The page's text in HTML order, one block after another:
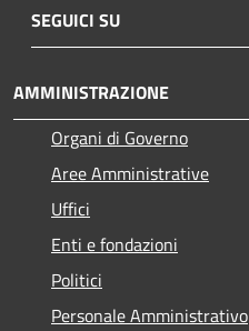
SEGUICI SU
AMMINISTRAZIONE
Organi di Governo
Aree Amministrative
Uffici
Enti e fondazioni
Politici
Personale Amministrativo